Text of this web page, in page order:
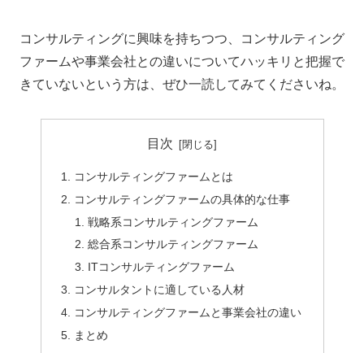
コンサルティングに興味を持ちつつ、コンサルティング
ファームや事業会社との違いについてハッキリと把握で
きていないという方は、ぜひ一読してみてくださいね。
目次
コンサルティングファームとは
コンサルティングファームの具体的な仕事
戦略系コンサルティングファーム
総合系コンサルティングファーム
ITコンサルティングファーム
コンサルタントに適している人材
コンサルティングファームと事業会社の違い
まとめ